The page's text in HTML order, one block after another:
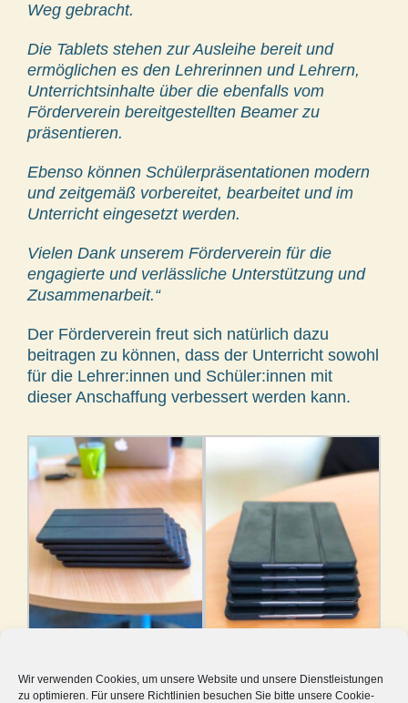
Wir verwenden Cookies, um unsere Website und unsere Dienstleistungen
zu optimieren. Für unsere Richtlinien besuchen Sie bitte unsere Cookie-
Weg gebracht.
Die Tablets stehen zur Ausleihe bereit und
ermöglichen es den Lehrerinnen und Lehrern,
Unterrichtsinhalte über die ebenfalls vom
Förderverein bereitgestellten Beamer zu
präsentieren.
Ebenso können Schülerpräsentationen modern
und zeitgemäß vorbereitet, bearbeitet und im
Unterricht eingesetzt werden.
Vielen Dank unserem Förderverein für die
engagierte und verlässliche Unterstützung und
Zusammenarbeit.“
Der Förderverein freut sich natürlich dazu
beitragen zu können, dass der Unterricht sowohl
für die Lehrer:innen und Schüler:innen mit
dieser Anschaffung verbessert werden kann.